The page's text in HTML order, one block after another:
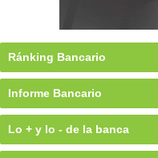
Ránking Bancario
Informe Bancario
Lo + y lo - de la banca